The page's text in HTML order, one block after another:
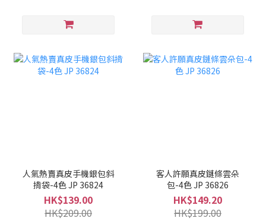
人氣熱賣真皮手機銀包斜
揹袋-4色 JP 36824
HK$139.00
HK$209.00
客人許願真皮鏈條雲朵
包-4色 JP 36826
HK$149.20
HK$199.00